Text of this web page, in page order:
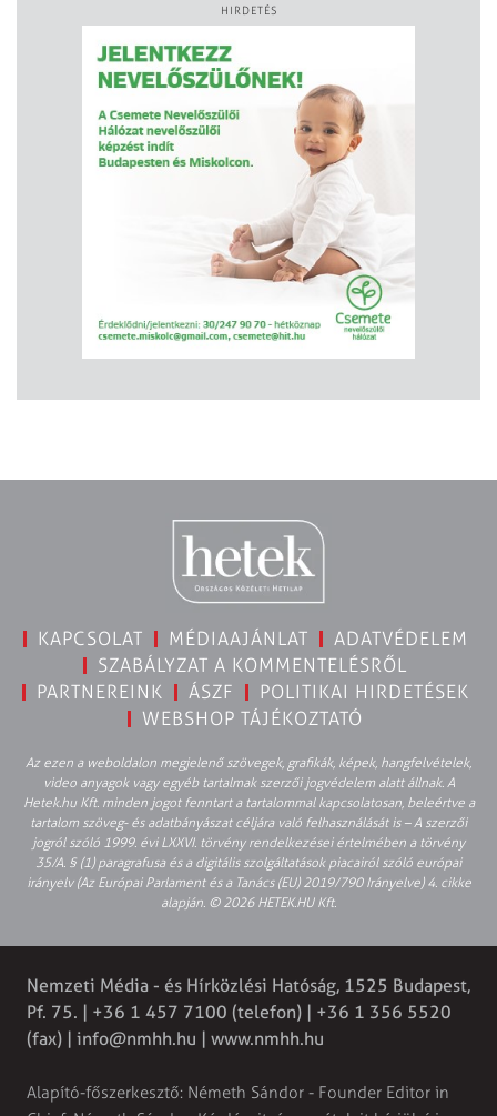
HIRDETÉS
KAPCSOLAT MÉDIAAJÁNLAT
ADATVÉDELEM
SZABÁLYZAT A KOMMENTELÉSRŐL
PARTNEREINK
ÁSZF
POLITIKAI HIRDETÉSEK
WEBSHOP TÁJÉKOZTATÓ
Az ezen a weboldalon megjelenő szövegek, grafikák, képek, hangfelvételek,
video anyagok vagy egyéb tartalmak szerzői jogvédelem alatt állnak. A
Hetek.hu Kft. minden jogot fenntart a tartalommal kapcsolatosan, beleértve a
tartalom szöveg- és adatbányászat céljára való felhasználását is – A szerzői
jogról szóló 1999. évi LXXVI. törvény rendelkezései értelmében a törvény
35/A. § (1) paragrafusa és a digitális szolgáltatások piacairól szóló európai
irányelv (Az Európai Parlament és a Tanács (EU) 2019/790 Irányelve) 4. cikke
alapján. © 2026 HETEK.HU Kft.
Nemzeti Média - és Hírközlési Hatóság, 1525 Budapest,
Pf. 75. | +36 1 457 7100 (telefon) | +36 1 356 5520
(fax) | info@nmhh.hu | www.nmhh.hu
Alapító-főszerkesztő: Németh Sándor - Founder Editor in